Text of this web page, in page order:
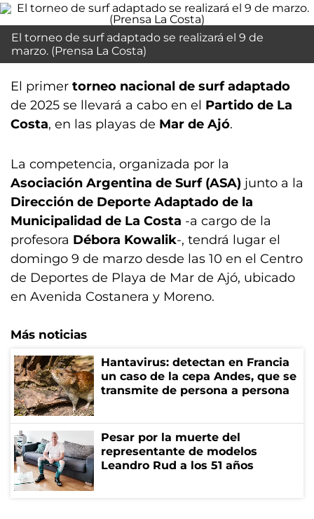
El torneo de surf adaptado se realizará el 9 de
marzo. (Prensa La Costa)
El primer torneo nacional de surf adaptado
de 2025 se llevará a cabo en el Partido de La
Costa, en las playas de Mar de Ajó.
La competencia, organizada por la
Asociación Argentina de Surf (ASA) junto a la
Dirección de Deporte Adaptado de la
Municipalidad de La Costa -a cargo de la
profesora Débora Kowalik-, tendrá lugar el
domingo 9 de marzo desde las 10 en el Centro
de Deportes de Playa de Mar de Ajó, ubicado
en Avenida Costanera y Moreno.
Más noticias
Hantavirus: detectan en Francia
un caso de la cepa Andes, que se
transmite de persona a persona
Pesar por la muerte del
representante de modelos
Leandro Rud a los 51 años